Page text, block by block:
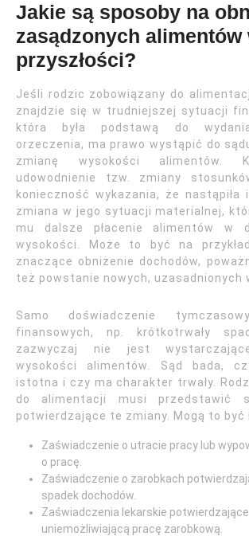
Jakie są sposoby na
zasądzonych alimentów
przyszłości?
Jeśli rodzic zobowiązany do
znajdzie się w trudniejszej sytuacji
która była podstawą do
orzeczenia, ma prawo wystąpić do
zmianę wysokości alimentów.
udowodnienie tzw. zmiany
konieczność wykazania, że nastąpiła
zmiana w jego sytuacji materialnej,
mu dalsze płacenie alimentów w
wysokości. Może to być na
znaczące obniżenie dochodów,
też powstanie nowych, uzasadnionych
Samo doświadczenie
finansowych, np. krótkotrwały
zazwyczaj nie jest
wysokości alimentów. Sąd bada,
istotna i czy ma charakter trwały.
do alimentacji musi przedstawić
potwierdzające te zmiany. Mogą to być
Zaświadczenie o utracie pracy lub
o pracę.
Zaświadczenie o zarobkach
spadek dochodów.
Zaświadczenia lekarskie
uniemożliwiającą pracę zarobkową.